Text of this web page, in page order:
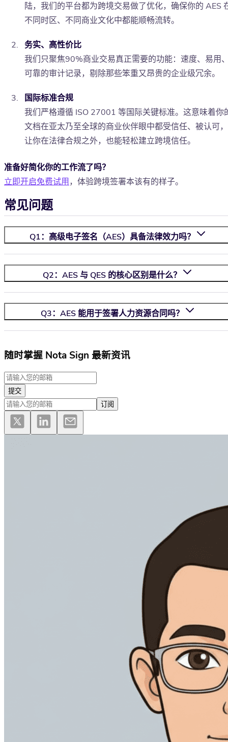
陆，我们的平台都为跨境交易做了优化，确保你的 AES
不同时区、不同商业文化中都能顺畅流转。
务实、高性价比
我们只聚焦90%商业交易真正需要的功能：速度、易用
可靠的审计记录，剔除那些笨重又昂贵的企业级冗余。
国际标准合规
我们严格遵循 ISO 27001 等国际关键标准。这意味着你
文档在亚太乃至全球的商业伙伴眼中都受信任、被认可，
让你在法律合规之外，也能轻松建立跨境信任。
准备好简化你的工作流了吗？
立即开启免费试用 ，体验跨境签署本该有的样子。
常见问题
Q1：高级电子签名（AES）具备法律效力吗？
Q2：AES 与 QES 的核心区别是什么？
Q3：AES 能用于签署人力资源合同吗？
随时掌握 Nota Sign 最新资讯
提交
订阅